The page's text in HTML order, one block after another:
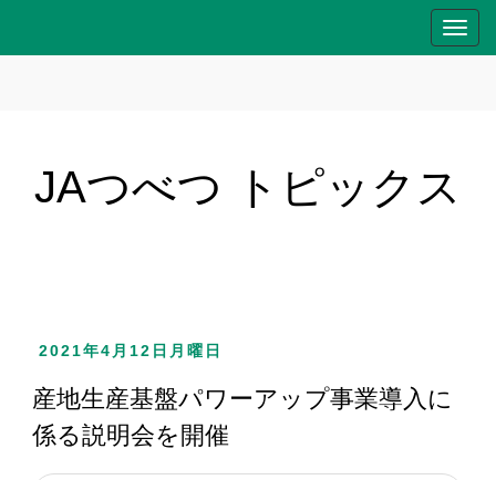
T
o
JAつべつ トピックス
2021年4月12日月曜日
産地生産基盤パワーアップ事業導入に
係る説明会を開催